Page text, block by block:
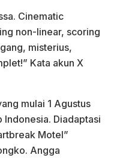
Cinematic
non-linear, scoring
misterius,
Kata akun X
mulai 1 Agustus
Diadaptasi
Motel”
Angga